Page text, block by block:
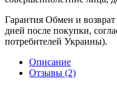
Гарантия Обмен и возврат
дней после покупки,
потребителей Украины).
Описание
Отзывы (2)